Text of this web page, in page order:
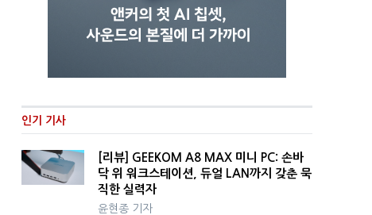
인기 기사
[리뷰] GEEKOM A8 MAX 미니 PC: 손바
닥 위 워크스테이션, 듀얼 LAN까지 갖춘 묵
직한 실력자
윤현종 기자